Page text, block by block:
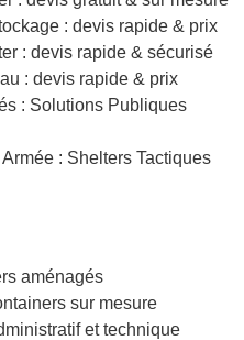
: devis rapide & prix
: devis rapide & sécurisé
: devis rapide & prix
: Solutions Publiques
: Shelters Tactiques
aménagés
sur mesure
et technique